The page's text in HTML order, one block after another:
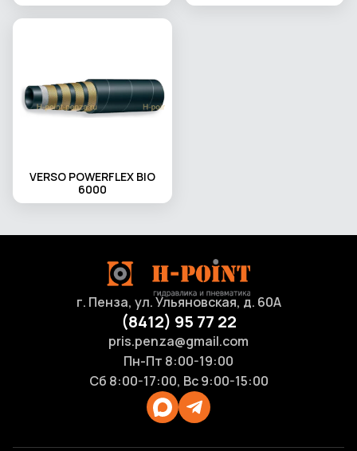
VERSO POWERFLEX BIO
6000
г. Пенза, ул. Ульяновская, д. 60А
(8412) 95 77 22
pris.penza@gmail.com
Пн-Пт 8:00-19:00
Сб 8:00-17:00, Вс 9:00-15:00